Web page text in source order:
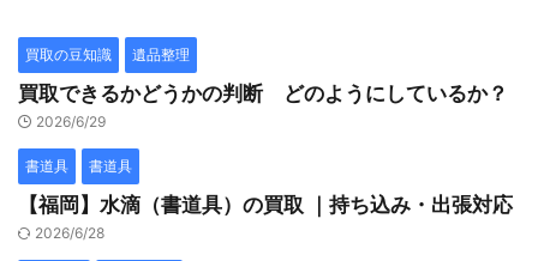
買取の豆知識 遺品整理
買取できるかどうかの判断 どのようにしているか？
2026/6/29
書道具 書道具
【福岡】水滴（書道具）の買取 ｜持ち込み・出張対応
2026/6/28